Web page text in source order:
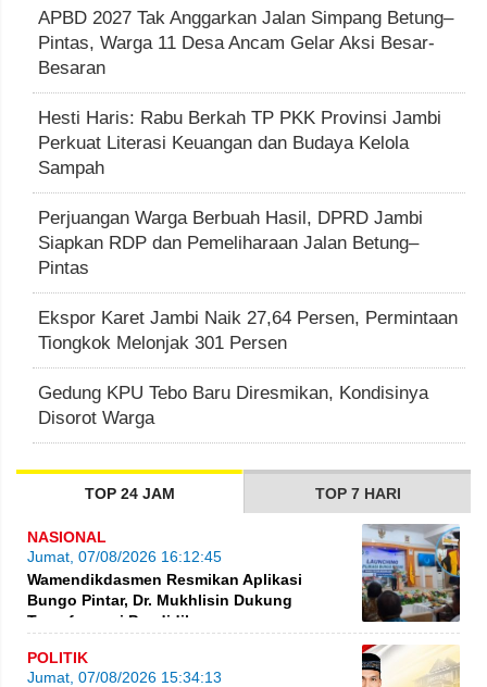
APBD 2027 Tak Anggarkan Jalan Simpang Betung–
Pintas, Warga 11 Desa Ancam Gelar Aksi Besar-
Besaran
Hesti Haris: Rabu Berkah TP PKK Provinsi Jambi
Perkuat Literasi Keuangan dan Budaya Kelola
Sampah
Perjuangan Warga Berbuah Hasil, DPRD Jambi
Siapkan RDP dan Pemeliharaan Jalan Betung–
Pintas
Ekspor Karet Jambi Naik 27,64 Persen, Permintaan
Tiongkok Melonjak 301 Persen
Gedung KPU Tebo Baru Diresmikan, Kondisinya
Disorot Warga
TOP 24 JAM TOP 7 HARI
NASIONAL
Jumat, 07/08/2026 16:12:45
Wamendikdasmen Resmikan Aplikasi
Bungo Pintar, Dr. Mukhlisin Dukung
Transformasi Pendidikan
POLITIK
Jumat, 07/08/2026 15:34:13